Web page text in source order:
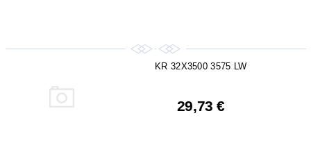
KR 32X3500 3575 LW
29,73 €